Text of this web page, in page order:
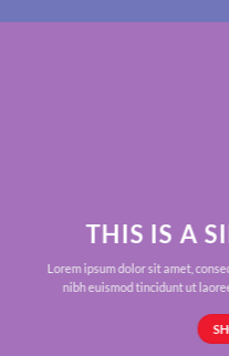
THIS IS A
Lorem ipsum dolor sit amet,
nibh euismod tincidunt ut